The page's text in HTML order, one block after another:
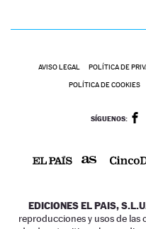
AVISO LEGAL POLÍTICA DE
POLÍTICA DE COOKIES
SÍGUENOS:
EDICIONES EL PAIS,
reproducciones y usos de las